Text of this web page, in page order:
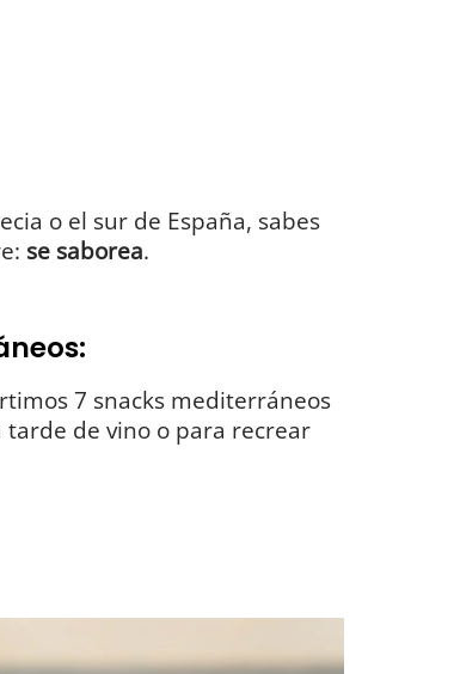
o el sur de España, sabes
se saborea.
7 snacks mediterráneos
tarde de vino o para recrear